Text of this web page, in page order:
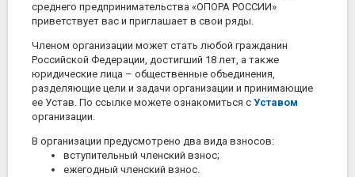
среднего предпринимательства «ОПОРА РОССИИ»
приветствует вас и приглашает в свои ряды.
Членом организации может стать любой гражданин
Российской Федерации, достигший 18 лет, а также
юридические лица – общественные объединения,
разделяющие цели и задачи организации и принимающие
ее Устав. По ссылке можете ознакомиться с Уставом
организации.
В организации предусмотрено два вида взносов:
вступительный членский взнос;
ежегодный членский взнос.